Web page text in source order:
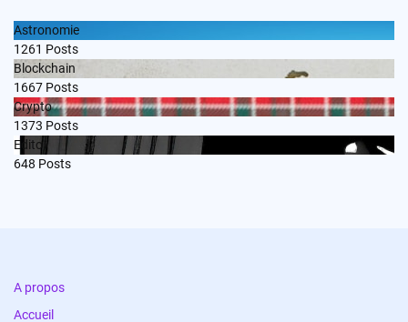
Astronomie
1261 Posts
Blockchain
1667 Posts
Crypto
1373 Posts
Edito
648 Posts
A propos
Accueil